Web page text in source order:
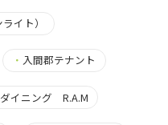
イト）
・ 入間郡テナント
イニング R.A.M